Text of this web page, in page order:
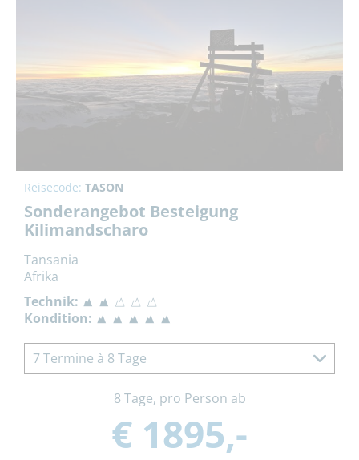
Reisecode: TASON
Sonderangebot Besteigung
Kilimandscharo
Tansania
Afrika
Technik:
Kondition:
7 Termine à 8 Tage
8 Tage, pro Person ab
€ 1895,-